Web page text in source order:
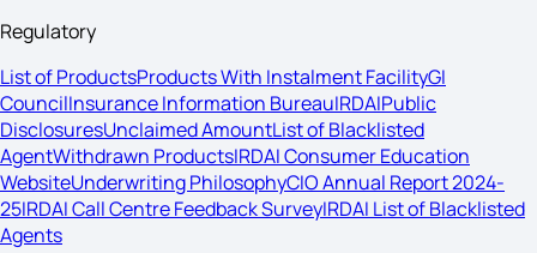
Regulatory
List of ProductsProducts With Instalment FacilityGI
CouncilInsurance Information BureauIRDAIPublic
DisclosuresUnclaimed AmountList of Blacklisted
AgentWithdrawn ProductsIRDAI Consumer Education
WebsiteUnderwriting PhilosophyCIO Annual Report 2024-
25IRDAI Call Centre Feedback SurveyIRDAI List of Blacklisted
Agents